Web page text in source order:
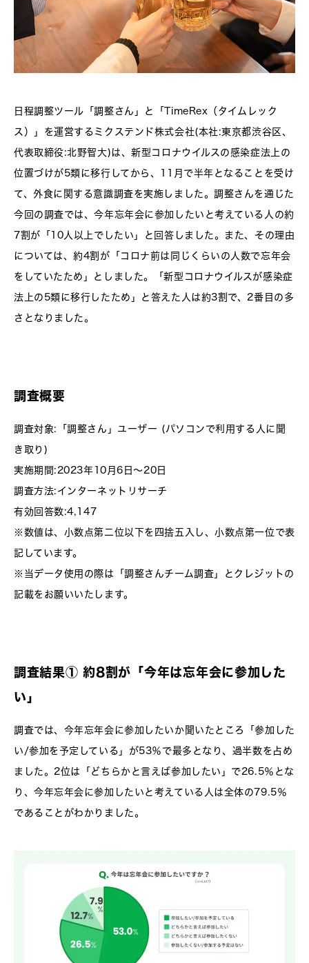
日程調整ツール「調整さん」と「TimeRex（タイムレック
ス）」を運営するミクステンド株式会社(本社:東京都渋谷区、
代表取締役:北野智大)は、新型コロナウイルスの感染症法上の
位置づけが5類に移行してから、11月で半年となることを受け
て、外食に関する意識調査を実施しました。調整さんを通じた
今回の調査では、今年忘年会に参加したいと考えている人の約
7割が「10人以上でしたい」と回答しました。また、その理由
については、約4割が「コロナ前は同じくらいの人数で忘年会
をしていたため」としました。「新型コロナウイルスが感染症
法上の5類に移行したため」と答えた人は約3割で、2番目の多
さとなりました。
調査概要
調査対象:「調整さん」ユーザー (パソコンで利用する人に聞
き取り)
実施期間:2023年10月6日～20日
調査方法:インターネットリサーチ
有効回答数:4,147
※数値は、小数点第二位以下を四捨五入し、小数点第一位で表
記しています。
※当データ使用の際は「調整さんチーム調査」とクレジットの
記載をお願いいたします。
調査結果① 約8割が「今年は忘年会に参加した
い」
調査では、今年忘年会に参加したいか聞いたところ「参加した
い/参加を予定している」が53％で最多となり、過半数を占め
ました。2位は「どちらかと言えば参加したい」で26.5％とな
り、今年忘年会に参加したいと考えている人は全体の79.5％
であることがわかりました。